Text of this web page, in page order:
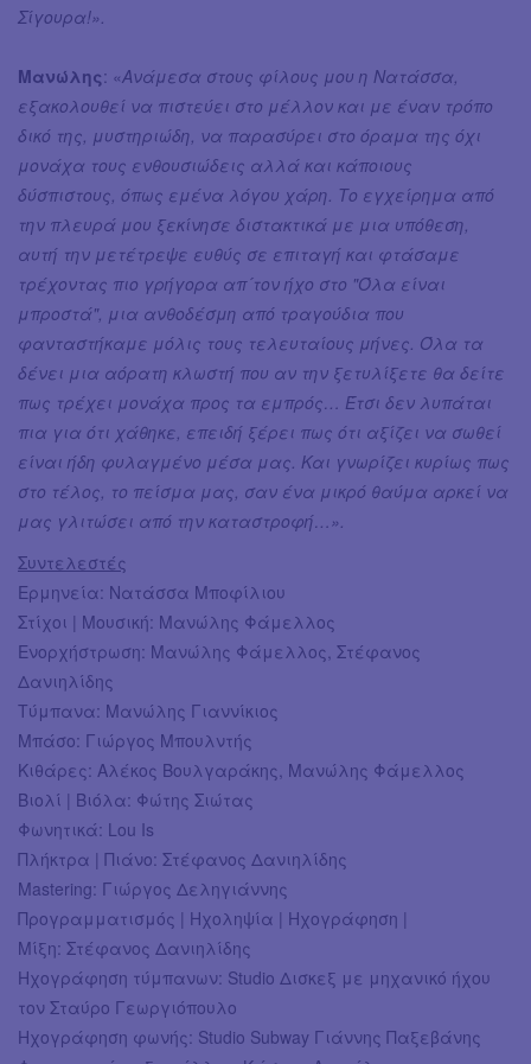
Σίγουρα!».
Μανώλης: «Ανάμεσα στους φίλους μου η Νατάσσα,
εξακολουθεί να πιστεύει στο μέλλον και με έναν τρόπο
δικό της, μυστηριώδη, να παρασύρει στο όραμα της όχι
μονάχα τους ενθουσιώδεις αλλά και κάποιους
δύσπιστους, όπως εμένα λόγου χάρη. Το εγχείρημα από
την πλευρά μου ξεκίνησε διστακτικά με μια υπόθεση,
αυτή την μετέτρεψε ευθύς σε επιταγή και φτάσαμε
τρέχοντας πιο γρήγορα απ´τον ήχο στο "Όλα είναι
μπροστά", μια ανθοδέσμη από τραγούδια που
φανταστήκαμε μόλις τους τελευταίους μήνες. Όλα τα
δένει μια αόρατη κλωστή που αν την ξετυλίξετε θα δείτε
πως τρέχει μονάχα προς τα εμπρός… Έτσι δεν λυπάται
πια για ότι χάθηκε, επειδή ξέρει πως ότι αξίζει να σωθεί
είναι ήδη φυλαγμένο μέσα μας. Και γνωρίζει κυρίως πως
στο τέλος, το πείσμα μας, σαν ένα μικρό θαύμα αρκεί να
μας γλιτώσει από την καταστροφή…».
Συντελεστές
Ερμηνεία: Νατάσσα Μποφίλιου
Στίχοι | Μουσική: Μανώλης Φάμελλος
Ενορχήστρωση: Μανώλης Φάμελλος, Στέφανος
Δανιηλίδης
Τύμπανα: Μανώλης Γιαννίκιος
Μπάσο: Γιώργος Μπουλντής
Κιθάρες: Αλέκος Βουλγαράκης, Μανώλης Φάμελλος
Βιολί | Βιόλα: Φώτης Σιώτας
Φωνητικά: Lou Is
Πλήκτρα | Πιάνο: Στέφανος Δανιηλίδης
Mastering: Γιώργος Δεληγιάννης
Προγραμματισμός | Ηχοληψία | Ηχογράφηση |
Μίξη: Στέφανος Δανιηλίδης
Ηχογράφηση τύμπανων: Studio Δισκεξ με μηχανικό ήχου
τον Σταύρο Γεωργιόπουλο
Ηχογράφηση φωνής: Studio Subway Γιάννης Παξεβάνης